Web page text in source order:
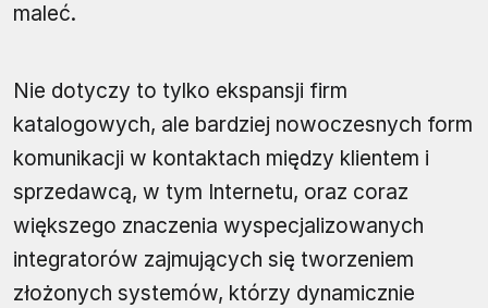
maleć.
Nie dotyczy to tylko ekspansji firm
katalogowych, ale bardziej nowoczesnych form
komunikacji w kontaktach między klientem i
sprzedawcą, w tym Internetu, oraz coraz
większego znaczenia wyspecjalizowanych
integratorów zajmujących się tworzeniem
złożonych systemów, którzy dynamicznie